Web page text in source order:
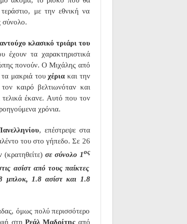
με την εθνική να
σύνολο.
κλασικό τριάρι του
έχουν τα χαρακτηριστικά
πονούν. Ο Μιχάλης από
τα μακριά τουχέρια και την
καιρό βελτιωνόταν και
τελικά έκανε. Αυτό που τον
χρόνια.
, επέστρεψε στα
του στο γήπεδο. Σε 26
σε σύνολο 1ος
ασίστ από τους παίκτες
μπλοκ, 1.8 ασίστ και 1.8
όμως πολύ περισσότερο
στη Ρεάλ Μαδρίτηςαπό